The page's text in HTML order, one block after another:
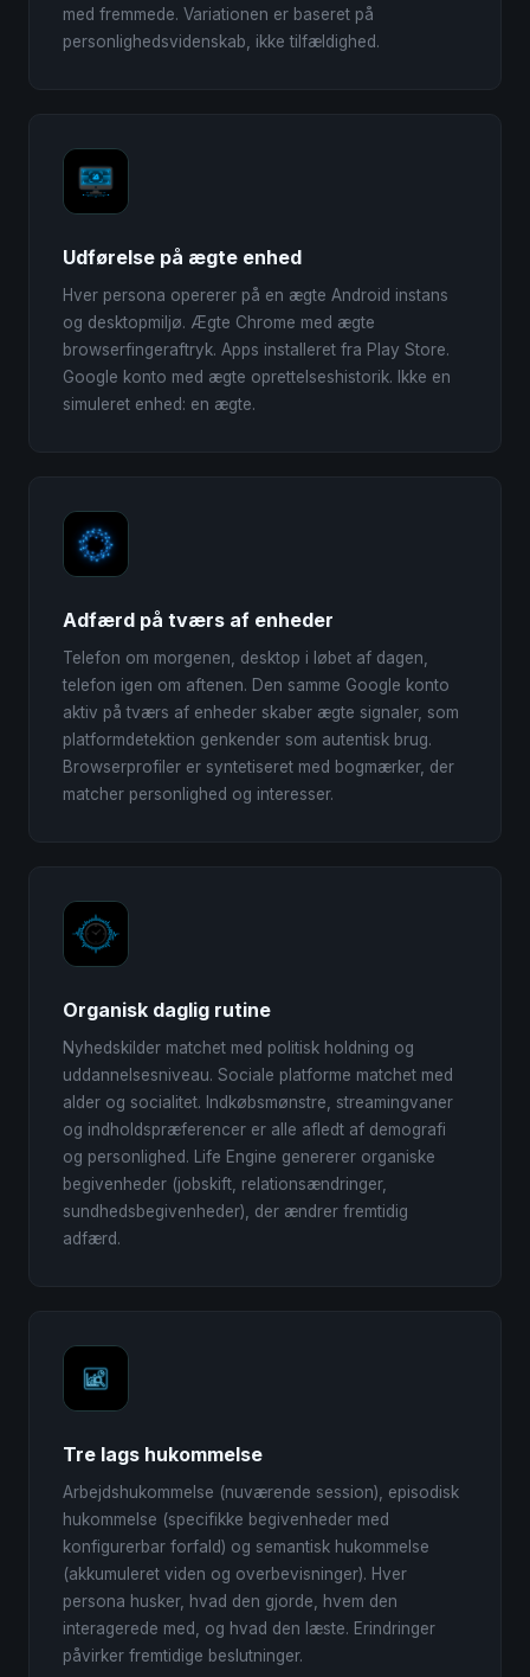
med fremmede. Variationen er baseret på
personlighedsvidenskab, ikke tilfældighed.
Udførelse på ægte enhed
Hver persona opererer på en ægte Android instans
og desktopmiljø. Ægte Chrome med ægte
browserfingeraftryk. Apps installeret fra Play Store.
Google konto med ægte oprettelseshistorik. Ikke en
simuleret enhed: en ægte.
Adfærd på tværs af enheder
Telefon om morgenen, desktop i løbet af dagen,
telefon igen om aftenen. Den samme Google konto
aktiv på tværs af enheder skaber ægte signaler, som
platformdetektion genkender som autentisk brug.
Browserprofiler er syntetiseret med bogmærker, der
matcher personlighed og interesser.
Organisk daglig rutine
Nyhedskilder matchet med politisk holdning og
uddannelsesniveau. Sociale platforme matchet med
alder og socialitet. Indkøbsmønstre, streamingvaner
og indholdspræferencer er alle afledt af demografi
og personlighed. Life Engine genererer organiske
begivenheder (jobskift, relationsændringer,
sundhedsbegivenheder), der ændrer fremtidig
adfærd.
Tre lags hukommelse
Arbejdshukommelse (nuværende session), episodisk
hukommelse (specifikke begivenheder med
konfigurerbar forfald) og semantisk hukommelse
(akkumuleret viden og overbevisninger). Hver
persona husker, hvad den gjorde, hvem den
interagerede med, og hvad den læste. Erindringer
påvirker fremtidige beslutninger.